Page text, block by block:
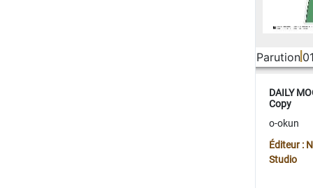
Parution
DAILY
Copy
o-okun
Éditeur :
Studio